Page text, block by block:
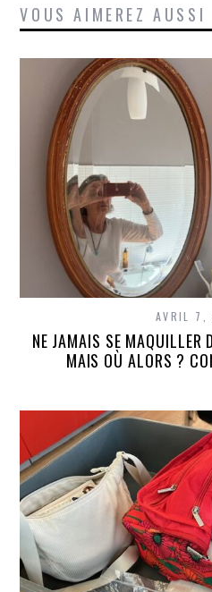
VOUS AIMEREZ AUSSI
AVRIL
NE JAMAIS SE MAQUILLER
MAIS OÙ ALORS ?